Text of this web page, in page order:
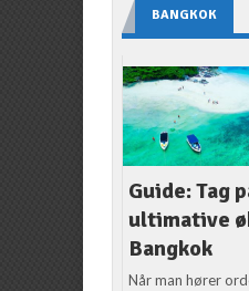
BANGKOK
Guide: Tag
ultimative
Bangkok
Når man hører